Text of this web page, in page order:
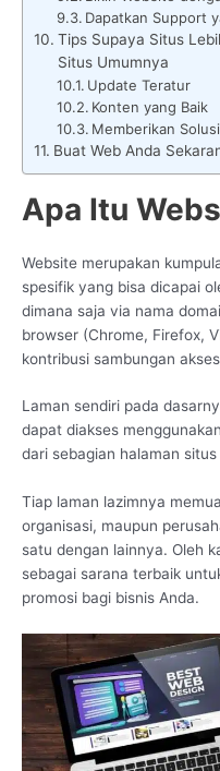
Dapatkan Support
Tips Supaya Situs
Situs Umumnya
Update Teratur
Konten yang Baik
Memberikan Solusi
Buat Web Anda
Apa Itu
Website merupakan
spesifik yang bisa dicapai
dimana saja via nama
browser (Chrome, Firefox,
kontribusi sambungan
Laman sendiri pada
dapat diakses
dari sebagian halaman
Tiap laman lazimnya
organisasi, maupun
satu dengan lainnya. Oleh
sebagai sarana terbaik
promosi bagi bisnis Anda.